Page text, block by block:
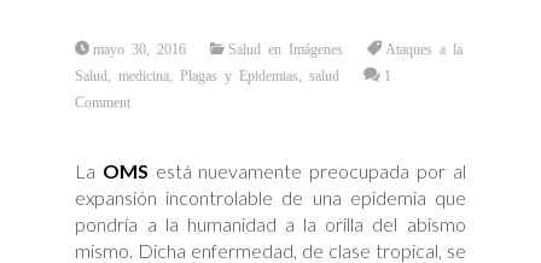
mayo 30, 2016 Salud en Imágenes
Ataques a la
Salud
,medicina Plagas y Epidemias ,salud
1
Comment
La OMS está nuevamente preocupada por al
expansión incontrolable de una epidemia que
pondría a la humanidad a la orilla del abismo
mismo. Dicha enfermedad, de clase tropical, se